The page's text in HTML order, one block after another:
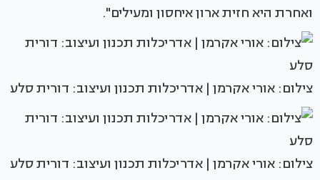
ואחרת היא חזית ארון איחסון ומעילים".
צילום: אורי אקרמן | אדריכלות תכנון ועיצוב: דורית סלע
צילום: אורי אקרמן | אדריכלות תכנון ועיצוב: דורית סלע